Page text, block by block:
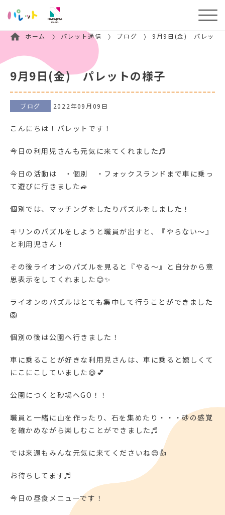
ホーム パレット通信 ブログ 9月9日(金) パレット
9月9日(金) パレットの様子
ブログ 2022年09月09日
こんにちは！パレットです！
今日の利用児さんも元気に来てくれました♬
今日の活動は ・個別 ・フォックスランドまで車に乗っ
て遊びに行きました🚙
個別では、マッチングをしたりパズルをしました！
キリンのパズルをしようと職員が出すと、『やらない～』
と利用児さん！
その後ライオンのパズルを見ると『やる～』と自分から意
思表示をしてくれました😊✨
ライオンのパズルはとても集中して行うことができました
🦁
個別の後は公園へ行きました！
車に乗ることが好きな利用児さんは、車に乗ると嬉しくて
にこにこしていました😆💕
公園につくと砂場へGO！！
職員と一緒に山を作ったり、石を集めたり・・・砂の感覚
を確かめながら楽しむことができました♬
では来週もみんな元気に来てくださいね😊👍
お待ちしてます♬
今日の昼食メニューです！